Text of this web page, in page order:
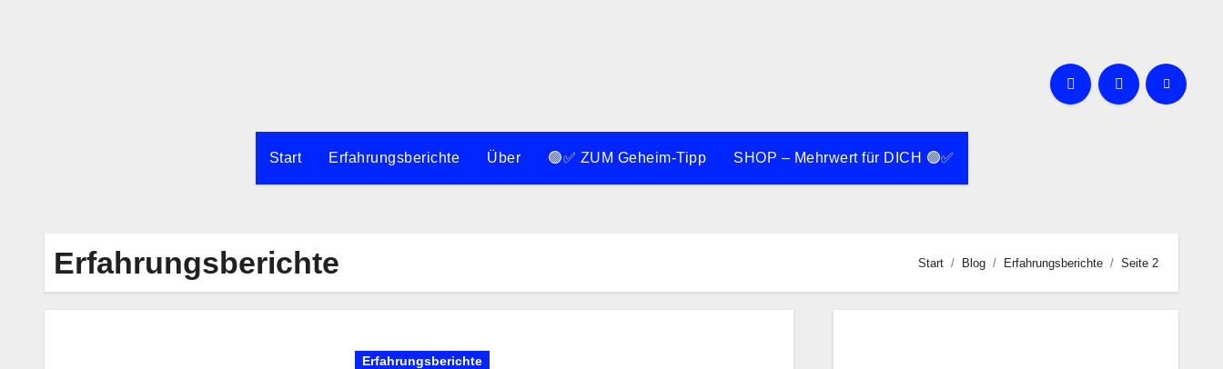
Start Erfahrungsberichte Über 🟢✅ ZUM Geheim-Tipp SHOP – Mehrwert für DICH 🟢✅
Erfahrungsberichte Start Blog Erfahrungsberichte Seite 2
Erfahrungsberichte